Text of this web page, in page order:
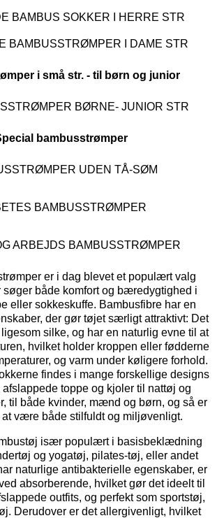
BAMBUS SOKKER I HERRE STR
BAMBUSSTRØMPER I DAME STR
i små str. - til børn og junior
BØRNE- JUNIOR STR
bambusstrømper
UDEN TÅ-SØM
BAMBUSSTRØMPER
ARBEJDS BAMBUSSTRØMPER
er i dag blevet et populært valg
søger både komfort og bæredygtighed i
eller sokkeskuffe. Bambusfibre har en
der gør tøjet særligt attraktivt: Det
silke, og har en naturlig evne til at
hvilket holder kroppen eller fødderne
og varm under køligere forhold.
findes i mange forskellige designs
afslappede toppe og kjoler til nattøj og
til både kvinder, mænd og børn, og så er
at være både stilfuldt og miljøvenligt.
især populært i basisbeklædning
og yogatøj, pilates-tøj, eller andet
naturlige antibakterielle egenskaber, er
absorberende, hvilket gør det ideelt til
outfits, og perfekt som sportstøj,
Derudover er det allergivenligt, hvilket